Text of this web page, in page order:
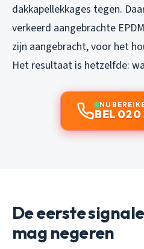
dakkapellekkages tegen.
verkeerd aangebrachte
zijn aangebracht, voor het
Het resultaat is hetzelfde:
NU
BEL 020
De eerste
mag negeren